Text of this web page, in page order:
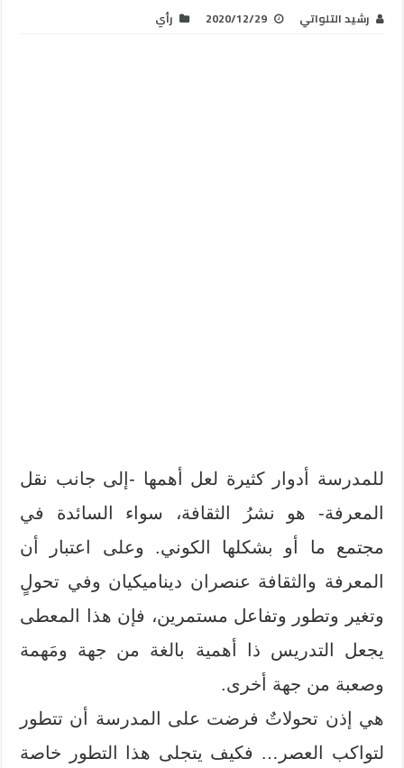
رشيد التلواتي 2020/12/29 رأي
للمدرسة أدوار كثيرة لعل أهمها -إلى جانب نقل
المعرفة- هو نشرُ الثقافة، سواء السائدة في
مجتمع ما أو بشكلها الكوني. وعلى اعتبار أن
المعرفة والثقافة عنصران ديناميكيان وفي تحولٍ
وتغير وتطور وتفاعل مستمرين، فإن هذا المعطى
يجعل التدريس ذا أهمية بالغة من جهة ومَهمة
وصعبة من جهة أخرى.
هي إذن تحولاتٌ فرضت على المدرسة أن تتطور
لتواكب العصر… فكيف يتجلى هذا التطور خاصة